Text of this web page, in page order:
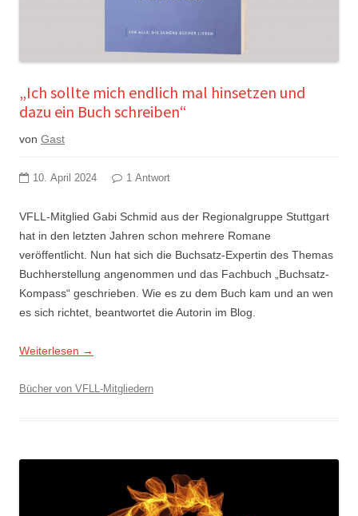
„Ich sollte mich endlich mal hinsetzen und
dazu ein Buch schreiben“
von Gast
10. April 2024 1 Antwort
VFLL-Mitglied Gabi Schmid aus der Regionalgruppe Stuttgart
hat in den letzten Jahren schon mehrere Romane
veröffentlicht. Nun hat sich die Buchsatz-Expertin des Themas
Buchherstellung angenommen und das Fachbuch „Buchsatz-
Kompass“ geschrieben. Wie es zu dem Buch kam und an wen
es sich richtet, beantwortet die Autorin im Blog.
Weiterlesen →
Bücher von VFLL-Mitgliedern